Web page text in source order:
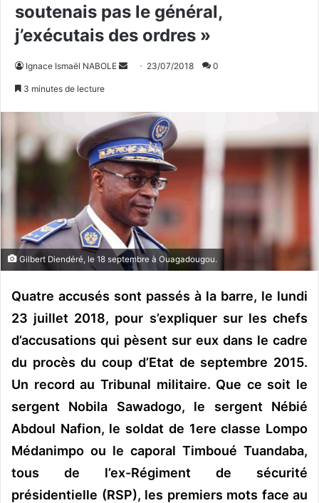
soutenais pas le général,
j’exécutais des ordres »
Ignace Ismaël NABOLE
o
e
r
u
n
c
o
u
r
e
l
23/07/2018 0
3 minutes de lecture
Gilbert Diendéré, le 18 septembre à Ouagadougou.
Quatre accusés sont passés à la barre, le lundi
23 juillet 2018, pour s’expliquer sur les chefs
d’accusations qui pèsent sur eux dans le cadre
du procès du coup d’Etat de septembre 2015.
Un record au Tribunal militaire. Que ce soit le
sergent Nobila Sawadogo, le sergent Nébié
Abdoul Nafion, le soldat de 1ere classe Lompo
Médanimpo ou le caporal Timboué Tuandaba,
tous de l’ex-Régiment de sécurité
présidentielle (RSP), les premiers mots face au